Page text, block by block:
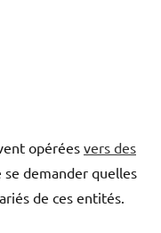
opérées vers des
demander quelles
de ces entités.